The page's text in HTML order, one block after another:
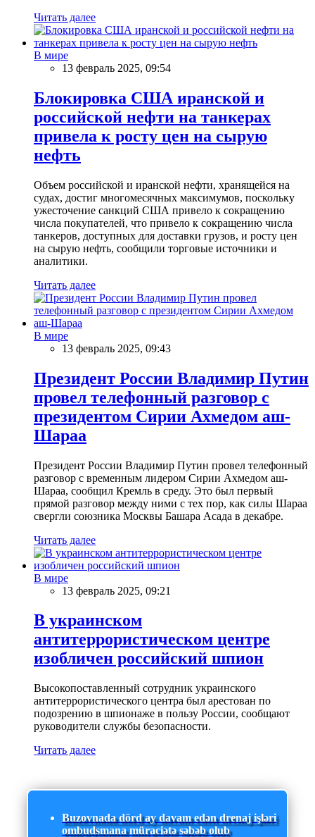
Читать далее
В мире
13 февраль 2025, 09:54
Блокировка США иранской и
российской нефти на танкерах
привела к росту цен на сырую
нефть
Объем российской и иранской нефти, хранящейся на
судах, достиг многомесячных максимумов, поскольку
ужесточение санкций США привело к сокращению
числа покупателей, что привело к сокращению числа
танкеров, доступных для доставки грузов, и росту цен
на сырую нефть, сообщили торговые источники и
аналитики.
Читать далее
В мире
13 февраль 2025, 09:43
Президент России Владимир Путин
провел телефонный разговор с
президентом Сирии Ахмедом аш-
Шараа
Президент России Владимир Путин провел телефонный
разговор с временным лидером Сирии Ахмедом аш-
Шараа, сообщил Кремль в среду. Это был первый
прямой разговор между ними с тех пор, как силы Шараа
свергли союзника Москвы Башара Асада в декабре.
Читать далее
В мире
13 февраль 2025, 09:21
В украинском
антитеррористическом центре
изобличен российский шпион
Высокопоставленный сотрудник украинского
антитеррористического центра был арестован по
подозрению в шпионаже в пользу России, сообщают
руководители службы безопасности.
Читать далее
Buzovnada dörd ay davam edən drenaj işləri
ombudsmana müraciətə səbəb olub